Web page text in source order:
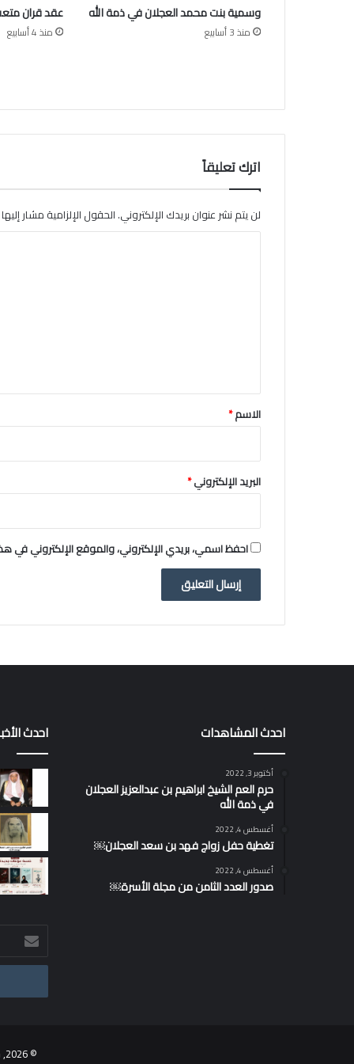
ه
ا
وسمية بنت محمد العجلان في ذمة الله
منذ 3 أسابيع
عقد قران
منذ 4 أسابيع
اترك تعليقاً
لن يتم نشر عنوان بريدك الإلكتروني.الحقول الإلزامية مشار
*
الاسم*
البريد الإلكتروني*
احفظ اسمي، بريدي الإلكتروني، والموقع الإلكتروني في
احدث المشاهدات
أكتوبر 3, 2022
حرم العم الشيخ ابراهيم بن عبدالعزيز العجلان
في ذمة الله
أغسطس 4, 2022
تغطية حفل زواج فهد بن سعد العجلان￼
أغسطس 4, 2022
صدور العدد الثامن من مجلة الأسرة￼
احدث
أدخل
بريدك
الإلكتروني
© 2026, موقع أسرة العجلان والعيد برعاية مجموعة عجلان واخوانه |